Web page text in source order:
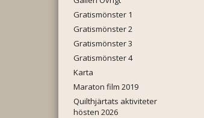
Gratismönster 1
Gratismönster 2
Gratismönster 3
Gratismönster 4
Karta
Maraton film 2019
Quilthjärtats aktiviteter
hösten 2026